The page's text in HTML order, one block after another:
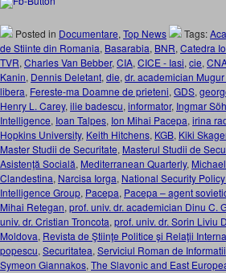
Posted in Documentare, Top News Tags:
de Stiinte din Romania, Basarabia, BNR, Catedra
TVR, Charles Van Bebber, CIA, CICE - Iasi, cie,
Kanin, Dennis Deletant, die, dr. academician
libera, Fereste-ma Doamne de prieteni, GDS,
Henry L. Carey, ilie badescu, informator, Ingmar
Intelligence, Ioan Talpes, Ion Mihai Pacepa, irina
Hopkins University, Keith Hitchens, KGB, Kiki
Master Studii de Securitate, Masterul Studii de
Asistenţă Socială, Mediterranean Quarterly,
Clandestina, Narcisa Iorga, National Security
Intelligence Group, Pacepa, Pacepa – agent
Mihai Retegan, prof. univ. dr. academician Dinu C.
univ. dr. Cristian Troncota, prof. univ. dr. Sorin Liviu
Moldova, Revista de Ştiinţe Politice şi Relaţii
popescu, Securitatea, Serviciul Roman de Informatii
Symeon Giannakos, The Slavonic and East